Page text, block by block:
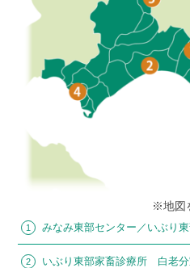
みなみ東部センター／いぶり
いぶり東部家畜診療所 白老分
※地図